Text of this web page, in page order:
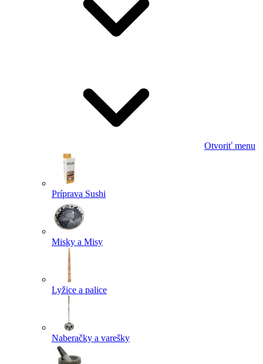
Otvoriť menu
Príprava Sushi
Misky a Misy
Lyžice a palice
Naberačky a varešky